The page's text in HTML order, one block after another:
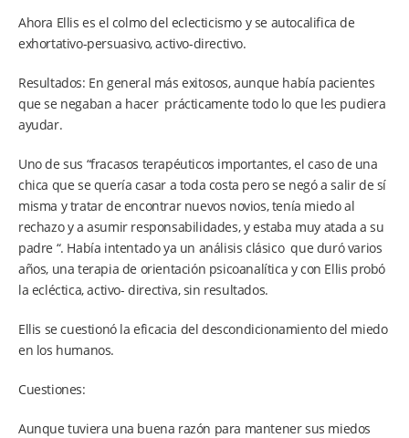
Ahora Ellis es el colmo del eclecticismo y se autocalifica de
exhortativo-persuasivo, activo-directivo.
Resultados: En general más exitosos, aunque había pacientes
que se negaban a hacer prácticamente todo lo que les pudiera
ayudar.
Uno de sus “fracasos terapéuticos importantes, el caso de una
chica que se quería casar a toda costa pero se negó a salir de sí
misma y tratar de encontrar nuevos novios, tenía miedo al
rechazo y a asumir responsabilidades, y estaba muy atada a su
padre “. Había intentado ya un análisis clásico que duró varios
años, una terapia de orientación psicoanalítica y con Ellis probó
la ecléctica, activo- directiva, sin resultados.
Ellis se cuestionó la eficacia del descondicionamiento del miedo
en los humanos.
Cuestiones:
Aunque tuviera una buena razón para mantener sus miedos